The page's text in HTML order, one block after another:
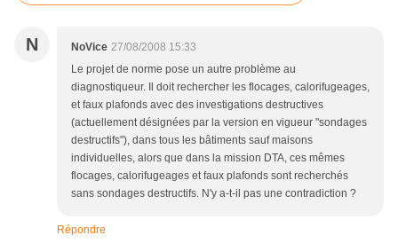
N NoVice 27/08/2008 15:33
Le projet de norme pose un autre problème au
diagnostiqueur. Il doit rechercher les flocages, calorifugeages,
et faux plafonds avec des investigations destructives
(actuellement désignées par la version en vigueur "sondages
destructifs"), dans tous les bâtiments sauf maisons
individuelles, alors que dans la mission DTA, ces mêmes
flocages, calorifugeages et faux plafonds sont recherchés
sans sondages destructifs. N'y a-t-il pas une contradiction ?
Répondre